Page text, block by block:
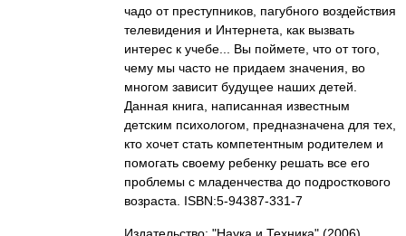
чадо от преступников, пагубного воздействия
телевидения и Интернета, как вызвать
интерес к учебе... Вы поймете, что от того,
чему мы часто не придаем значения, во
многом зависит будущее наших детей.
Данная книга, написанная известным
детским психологом, предназначена для тех,
кто хочет стать компетентным родителем и
помогать своему ребенку решать все его
проблемы с младенчества до подросткового
возраста. ISBN:5-94387-331-7